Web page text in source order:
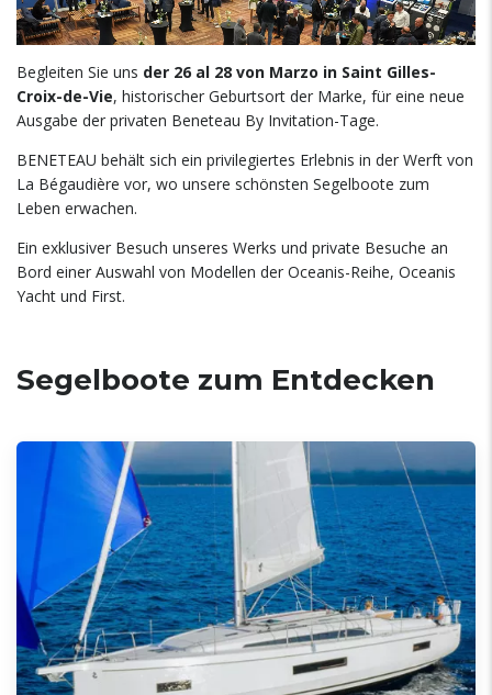
Begleiten Sie uns der 26 al 28 von Marzo in Saint Gilles-
Croix-de-Vie, historischer Geburtsort der Marke, für eine neue
Ausgabe der privaten Beneteau By Invitation-Tage.
BENETEAU behält sich ein privilegiertes Erlebnis in der Werft von
La Bégaudière vor, wo unsere schönsten Segelboote zum
Leben erwachen.
Ein exklusiver Besuch unseres Werks und private Besuche an
Bord einer Auswahl von Modellen der Oceanis-Reihe, Oceanis
Yacht und First.
Segelboote zum Entdecken